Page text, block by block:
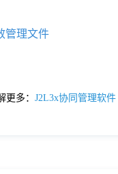
管理文件
更多： J2L3x协同管理软件